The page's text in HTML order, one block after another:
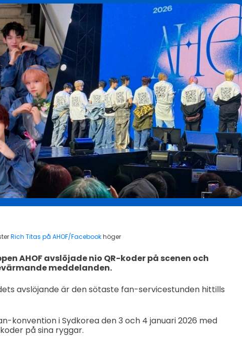
Rich Titas på AHOF/Facebookhöger
AHOF avslöjade nio QR-koder på scenen och
meddelanden.
avslöjande är den sötaste fan-servicestunden hittills
konvention i Sydkorea den 3 och 4 januari 2026 med
på sina ryggar.